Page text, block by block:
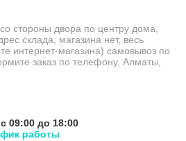
стороны двора по центру дома,
склада, магазина нет, весь
интернет-магазина) самовывоз по
заказ по телефону, Алматы,
09:00 до 18:00
работы